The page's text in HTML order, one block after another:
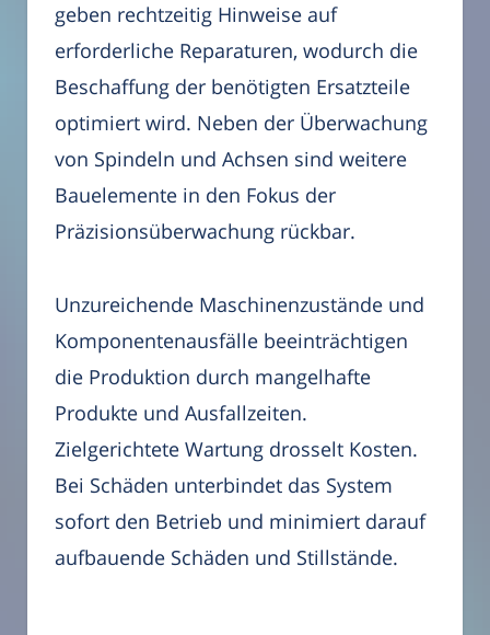
geben rechtzeitig Hinweise auf
erforderliche Reparaturen, wodurch die
Beschaffung der benötigten Ersatzteile
optimiert wird. Neben der Überwachung
von Spindeln und Achsen sind weitere
Bauelemente in den Fokus der
Präzisionsüberwachung rückbar.
Unzureichende Maschinenzustände und
Komponentenausfälle beeinträchtigen
die Produktion durch mangelhafte
Produkte und Ausfallzeiten.
Zielgerichtete Wartung drosselt Kosten.
Bei Schäden unterbindet das System
sofort den Betrieb und minimiert darauf
aufbauende Schäden und Stillstände.